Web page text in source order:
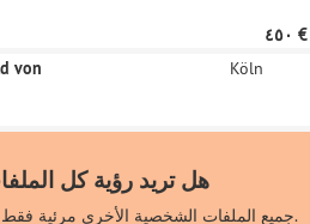
‏٤٥٠ €
von
Köln
هل تريد رؤية كل
جميع الملفات الشخصية الأخرى مرئية فقط لمستخدمي سبونسو المسجلين.